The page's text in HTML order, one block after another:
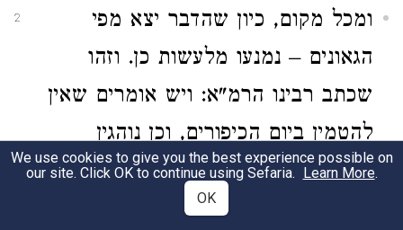
2
ומכל מקום, כיון שהדבר יצא מפי
הגאונים – נמנעו מלעשות כן. וזהו
שכתב רבינו הרמ"א: ויש אומרים שאין
להטמין ביום הכיפורים, וכן נוהגין
במדינות אלו. עד כאן לשונו. ויש אומרים
הטעם משום דבכל ערב שבת אין נכון
We use cookies to give you the best experience possible on
our site. Click OK to continue using Sefaria. Learn More.
OK